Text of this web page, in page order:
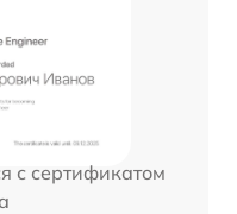
с сертификатом